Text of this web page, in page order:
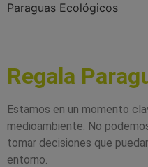
Paraguas Ecológicos
Regala
Estamos en un momento
medioambiente. No
tomar decisiones que
entorno.